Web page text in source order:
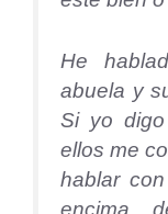
He
abuela y
Si yo digo
ellos me
hablar
encima